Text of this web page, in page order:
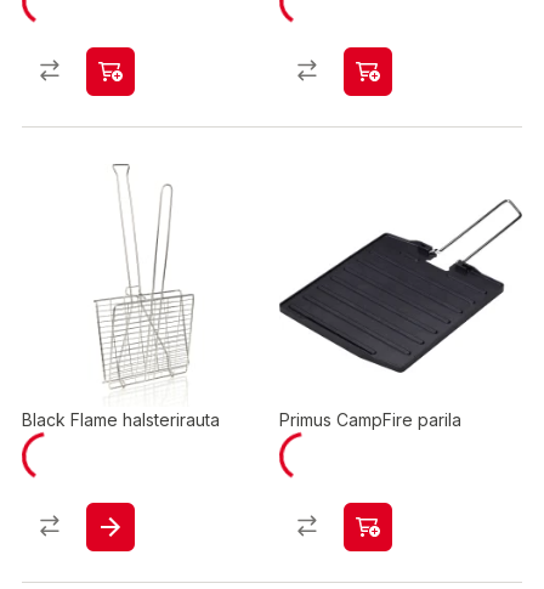
Black Flame halsterirauta Primus CampFire parila